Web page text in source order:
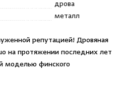
дрова
металл
репутацией! Дровяная
на протяжении последних лет
моделью финского